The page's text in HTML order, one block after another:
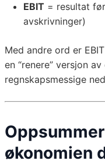
EBIT = resultat
avskrivninger)
Med andre ord er
en “renere” versjon
regnskapsmessige
økonomien